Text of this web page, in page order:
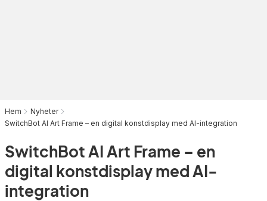
Hem
Nyheter
SwitchBot AI Art Frame – en digital konstdisplay med AI-integration
SwitchBot AI Art Frame – en
digital konstdisplay med AI-
integration